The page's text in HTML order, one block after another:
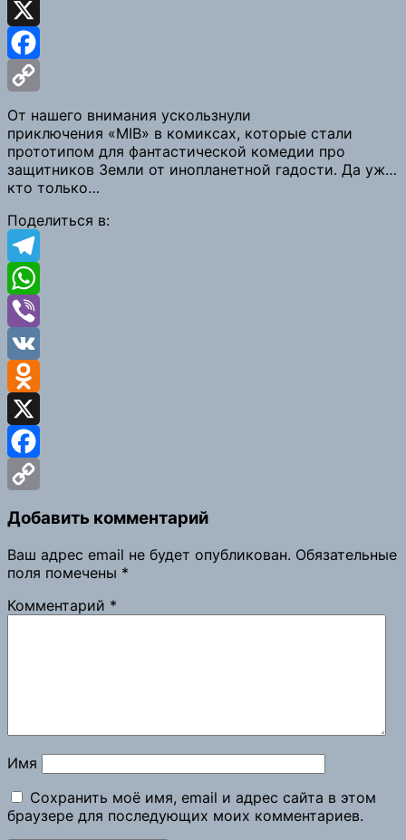
Odnoklassniki
X
Facebook
Copy
Link
От нашего внимания ускользнули
приключения «MIB» в комиксах, которые стали
прототипом для фантастической комедии про
защитников Земли от инопланетной гадости. Да уж…
кто только…
Поделиться в:
Telegram
WhatsApp
Viber
VK
Odnoklassniki
X
Facebook
Copy
Добавить комментарий
Ваш адрес email не будет опубликован. Обязательные
поля помечены *
Комментарий *
Имя
Сохранить моё имя, email и адрес сайта в этом
браузере для последующих моих комментариев.